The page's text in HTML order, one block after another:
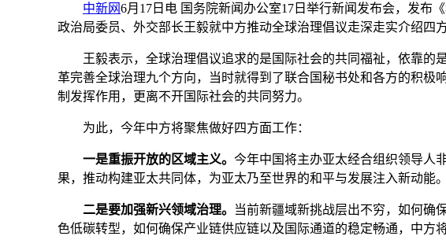
中新网6月17日电 国务院新闻办公室17日举行新闻发布会，发布
政治局委员、外交部长王毅就中方推动全球治理倡议走深走实介绍四方
王毅表示，全球治理倡议追求的是国际社会的共同福祉，依靠的
革完善全球治理九个方向，当时就得到了联合国秘书处和各方的积
制发挥作用，更离不开国际社会的共同努力。
为此，今年中方将聚焦做好四方面工作：
一是重振开放的区域主义。 今年中国将主办亚太经合组织领导人
果，推动构建亚太共同体，为亚太乃至世界的和平与发展注入新动能。
二是要加强新兴领域治理。
当前新疆域新挑战层出不穷，如何确
色低碳转型，如何确保产业链供应链以及国际通道的稳定畅通，中方